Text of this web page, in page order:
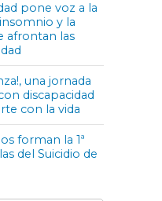
pone voz a la
y la
afrontan las
una jornada
discapacidad
con la vida
forman la 1ª
del Suicidio de